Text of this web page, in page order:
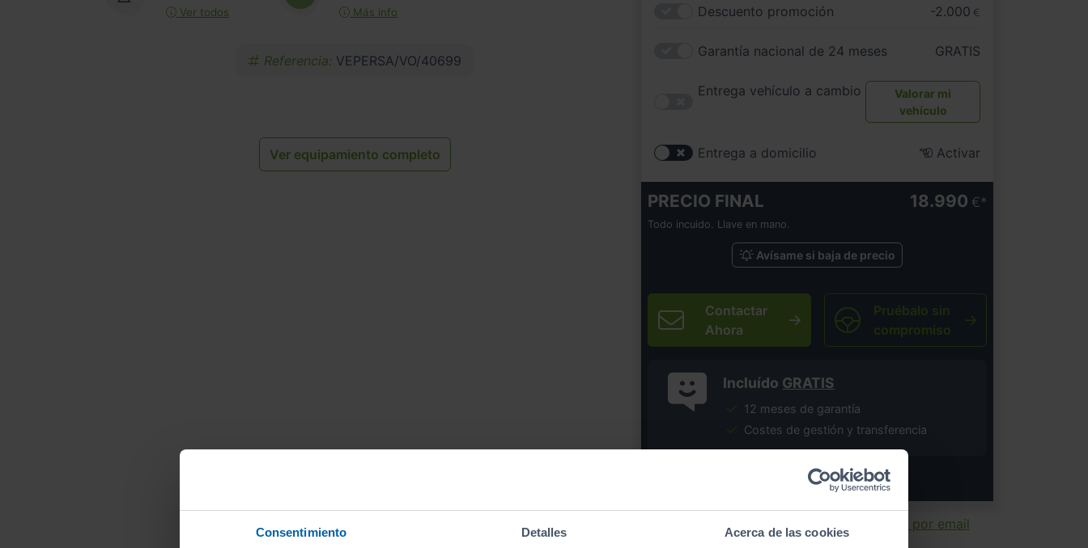
Consentimiento Detalles Acerca de las cookies
Ver todos Más info
Referencia: VEPERSA/VO/40699
Ver equipamiento completo
Descuento promoción -2.000 €
Garantía nacional de 24 meses GRATIS
Entrega vehículo a cambio
Valorar mi
vehículo
Entrega a domicilio Activar
PRECIO FINAL 18.990 €
Todo incuido. Llave en mano.
Avísame si baja de precio
Contactar
Ahora
Pruébalo sin
compromiso
Incluído GRATIS
12 meses de garantía
Costes de gestión y transferencia
* Precio válido salvo error tipográfico.
Imprimir ficha Enviar por email